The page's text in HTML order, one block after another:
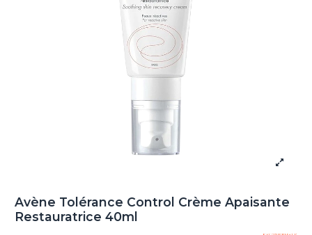
Avène Tolérance Control Crème Apaisante
Restauratrice 40ml